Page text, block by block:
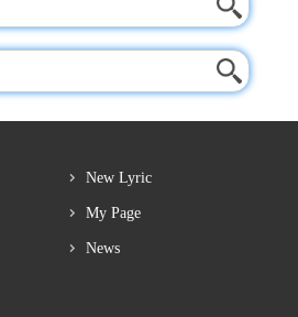
New Lyric
My Page
News